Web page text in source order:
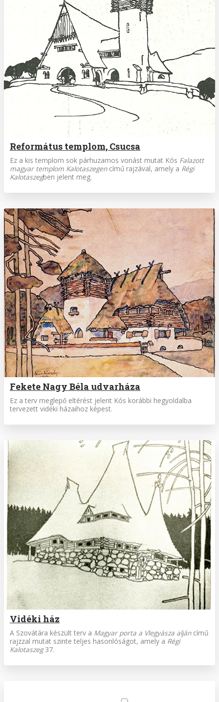
Református templom, Csucsa
Ez a kis templom sok párhuzamos vonást mutat Kós Falazott
magyar templom Kalotaszegencímű rajzával, amely a Régi
Kalotaszegben jelent meg.
Fekete Nagy Béla udvarháza
Ez a terv meglepő eltérést jelent Kós korábbi hegyoldalba
tervezett vidéki házaihoz képest.
Vidéki ház
A Szovátára készült terv a Magyar porta a Vlegyásza aljáncímű
rajzzal mutat szinte teljes hasonlóságot, amely a Régi
Kalotaszeg37.